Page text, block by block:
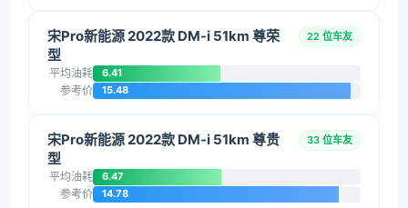
宋Pro新能源 2022款 DM-i 51km 尊荣
型
22 位车友
平均油耗 6.41
参考价 15.48
宋Pro新能源 2022款 DM-i 51km 尊贵
型
33 位车友
平均油耗 6.47
参考价 14.78